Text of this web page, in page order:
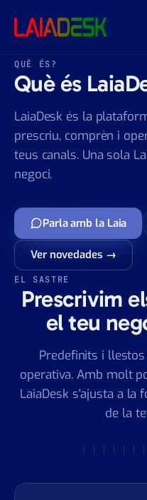
QUÈ ÉS?
Què és
LaiaDesk és la
prescriu, comprèn i
teus canals. Una sola
negoci.
Parla amb la Laia
Ver novedades →
EL SASTRE
Prescrivim
el teu
Predefinits i
operativa. Amb molt
LaiaDesk s'ajusta a la
de la